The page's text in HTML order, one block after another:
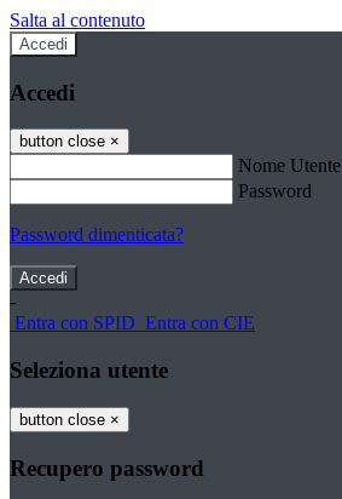
Salta al contenuto
Accedi
Accedi
button close ×
Nome Utente
Password
Password dimenticata?
-
Entra con SPID Entra con CIE
Seleziona utente
button close ×
Recupero password